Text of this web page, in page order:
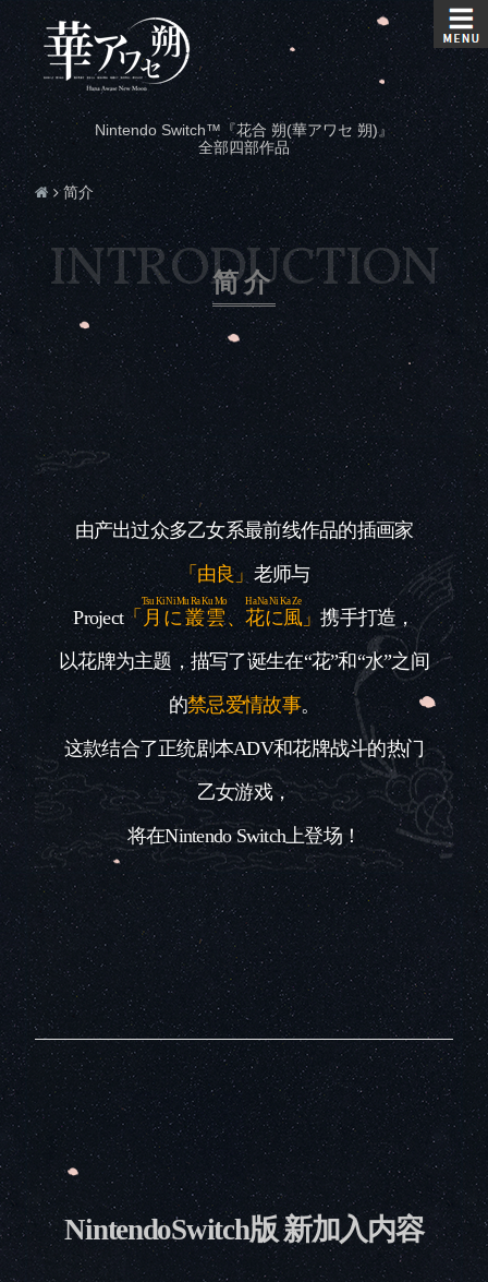
Nintendo Switch™『花合 朔(華アワセ 朔)』
全部四部作品
简介
简介
由产出过众多乙女系最前线作品的插画家
「由良」 老师与
Project「 月に叢雲
Tsu Ki Ni Mu Ra Ku Mo
、花に風
Ha Na Ni Ka Ze
」携手打造，
以花牌为主题，描写了诞生在“花”和“水”之间
的禁忌爱情故事。
这款结合了正统剧本ADV和花牌战斗的热门
乙女游戏，
将在Nintendo Switch上登场！
NintendoSwitch版 新加入内容